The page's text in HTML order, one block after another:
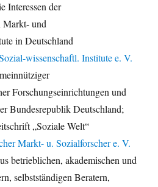
Interessen der
Markt- und
in Deutschland
wissenschaftl. Institute e. V.
Forschungseinrichtungen und
Bundesrepublik Deutschland;
„Soziale Welt“
Markt- u. Sozialforscher e. V.
betrieblichen, akademischen und
selbstständigen Beratern,